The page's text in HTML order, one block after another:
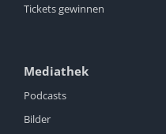
Tickets gewinnen
Mediathek
Podcasts
Bilder